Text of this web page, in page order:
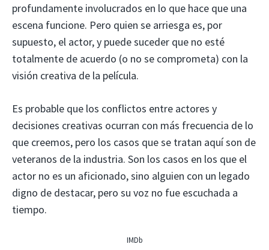
profundamente involucrados en lo que hace que una
escena funcione. Pero quien se arriesga es, por
supuesto, el actor, y puede suceder que no esté
totalmente de acuerdo (o no se comprometa) con la
visión creativa de la película.
Es probable que los conflictos entre actores y
decisiones creativas ocurran con más frecuencia de lo
que creemos, pero los casos que se tratan aquí son de
veteranos de la industria. Son los casos en los que el
actor no es un aficionado, sino alguien con un legado
digno de destacar, pero su voz no fue escuchada a
tiempo.
IMDb